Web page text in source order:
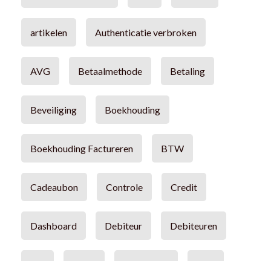
artikelen Authenticatie verbroken
AVG Betaalmethode Betaling
Beveiliging Boekhouding
Boekhouding Factureren BTW
Cadeaubon Controle Credit
Dashboard Debiteur Debiteuren